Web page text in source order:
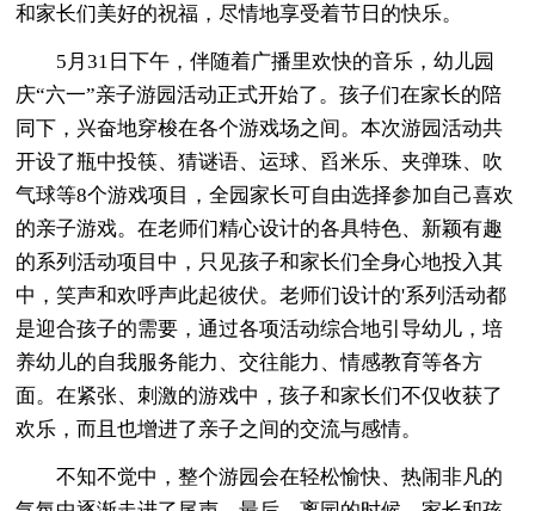
和家长们美好的祝福，尽情地享受着节日的快乐。
5月31日下午，伴随着广播里欢快的音乐，幼儿园
庆“六一”亲子游园活动正式开始了。孩子们在家长的陪
同下，兴奋地穿梭在各个游戏场之间。本次游园活动共
开设了瓶中投筷、猜谜语、运球、舀米乐、夹弹珠、吹
气球等8个游戏项目，全园家长可自由选择参加自己喜欢
的亲子游戏。在老师们精心设计的各具特色、新颖有趣
的系列活动项目中，只见孩子和家长们全身心地投入其
中，笑声和欢呼声此起彼伏。老师们设计的'系列活动都
是迎合孩子的需要，通过各项活动综合地引导幼儿，培
养幼儿的自我服务能力、交往能力、情感教育等各方
面。在紧张、刺激的游戏中，孩子和家长们不仅收获了
欢乐，而且也增进了亲子之间的交流与感情。
不知不觉中，整个游园会在轻松愉快、热闹非凡的